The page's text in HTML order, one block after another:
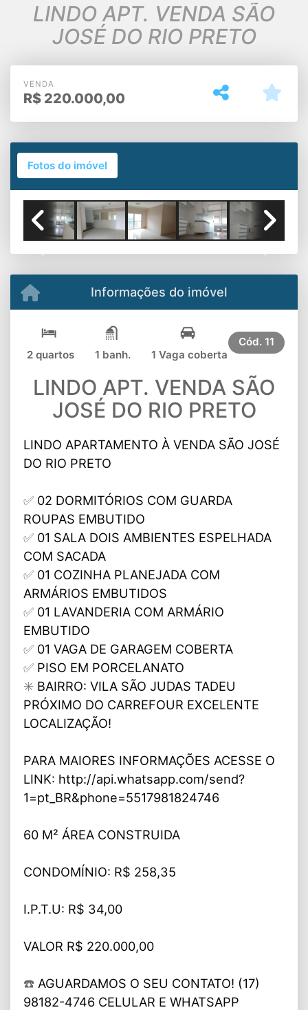
LINDO APT. VENDA SÃO
JOSÉ DO RIO PRETO
VENDA
R$ 220.000,00
Fotos do imóvel
Informações do imóvel
2 quartos 1 banh. 1 Vaga coberta
Cód. 11
LINDO APT. VENDA SÃO
JOSÉ DO RIO PRETO
LINDO APARTAMENTO À VENDA SÃO JOSÉ
DO RIO PRETO
✅ 02 DORMITÓRIOS COM GUARDA
ROUPAS EMBUTIDO
✅ 01 SALA DOIS AMBIENTES ESPELHADA
COM SACADA
✅ 01 COZINHA PLANEJADA COM
ARMÁRIOS EMBUTIDOS
✅ 01 LAVANDERIA COM ARMÁRIO
EMBUTIDO
✅ 01 VAGA DE GARAGEM COBERTA
✅ PISO EM PORCELANATO
✳️ BAIRRO: VILA SÃO JUDAS TADEU
PRÓXIMO DO CARREFOUR EXCELENTE
LOCALIZAÇÃO!
PARA MAIORES INFORMAÇÕES ACESSE O
LINK: http://api.whatsapp.com/send?
1=pt_BR&phone=5517981824746
60 M² ÁREA CONSTRUIDA
CONDOMÍNIO: R$ 258,35
I.P.T.U: R$ 34,00
VALOR R$ 220.000,00
☎️ AGUARDAMOS O SEU CONTATO! (17)
98182-4746 CELULAR E WHATSAPP